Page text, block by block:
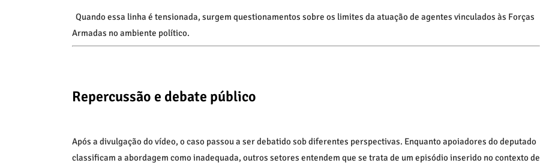
Quando essa linha é tensionada, surgem questionamentos sobre os limites da atuação de agentes vinculados às Forças
Armadas no ambiente político.
Repercussão e debate público
Após a divulgação do vídeo, o caso passou a ser debatido sob diferentes perspectivas. Enquanto apoiadores do deputado
classificam a abordagem como inadequada, outros setores entendem que se trata de um episódio inserido no contexto de